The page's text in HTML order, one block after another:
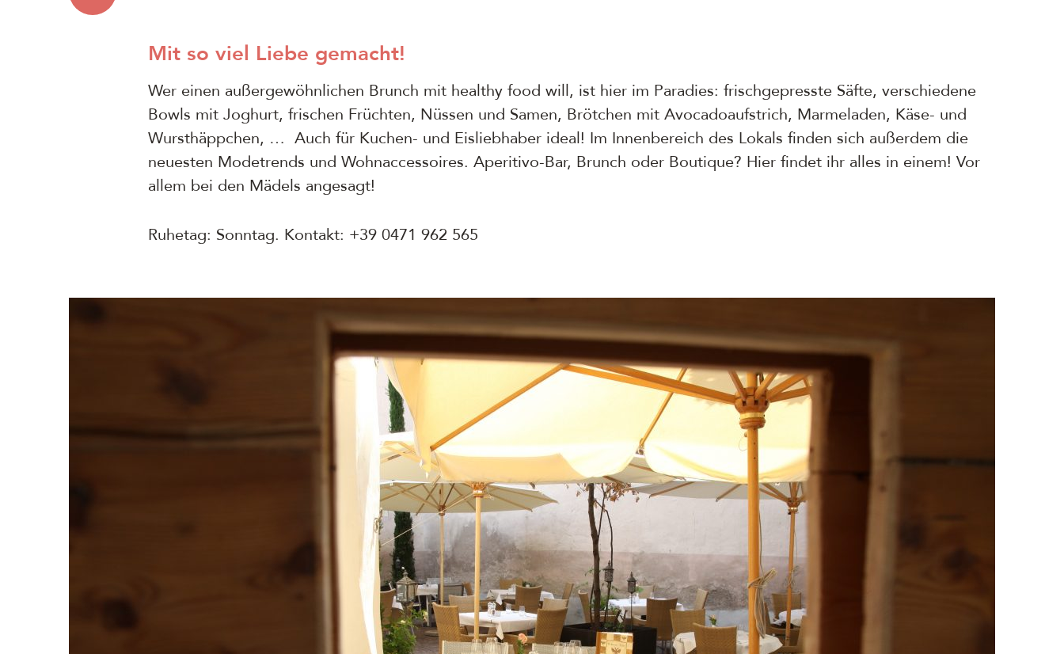
Mit so viel Liebe gemacht!
Wer einen außergewöhnlichen Brunch mit healthy food will, ist hier im Paradies: frischgepresste Säfte, verschiedene
Bowls mit Joghurt, frischen Früchten, Nüssen und Samen, Brötchen mit Avocadoaufstrich, Marmeladen, Käse- und
Wursthäppchen, … Auch für Kuchen- und Eisliebhaber ideal! Im Innenbereich des Lokals finden sich außerdem die
neuesten Modetrends und Wohnaccessoires. Aperitivo-Bar, Brunch oder Boutique? Hier findet ihr alles in einem! Vor
allem bei den Mädels angesagt!
Ruhetag: Sonntag. Kontakt: +39 0471 962 565